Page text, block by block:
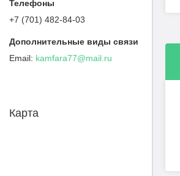
+7 (701) 482-84-03
kamfara77@mail.ru
Карта